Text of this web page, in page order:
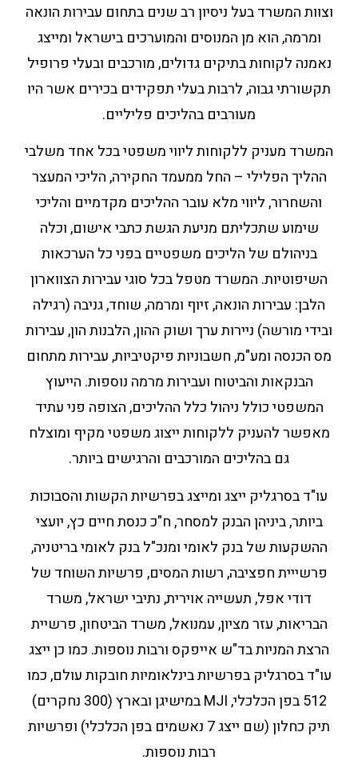
וצוות המשרד בעל ניסיון רב שנים בתחום עבירות הונאה
ומרמה, הוא מן המנוסים והמוערכים בישראל ומייצג
נאמנה לקוחות בתיקים גדולים, מורכבים ובעלי פרופיל
תקשורתי גבוה, לרבות בעלי תפקידים בכירים אשר היו
מעורבים בהליכים פליליים.
המשרד מעניק ללקוחות ליווי משפטי בכל אחד משלבי
ההליך הפלילי – החל ממעמד החקירה, הליכי המעצר
והשחרור, ליווי מלא עובר ההליכים מקדמיים והליכי
שימוע שתכליתם מניעת הגשת כתבי אישום, וכלה
בניהולם של הליכים משפטיים בפני כל הערכאות
השיפוטיות. המשרד מטפל בכל סוגי עבירות הצווארון
הלבן: עבירות הונאה, זיוף ומרמה, שוחד, גניבה (רגילה
ובידי מורשה) ניירות ערך ושוק ההון, הלבנות הון, עבירות
מס הכנסה ומע"מ, חשבוניות פיקטיביות, עבירות מתחום
הבנקאות והביטוח ועבירות מרמה נוספות. הייעוץ
המשפטי כולל ניהול כלל ההליכים, הצופה פני עתיד
מאפשר להעניק ללקוחות ייצוג משפטי מקיף ומוצלח
גם בהליכים המורכבים והרגישים ביותר.
עו"ד בסרגליק ייצג ומייצג בפרשיות הקשות והסבוכות
ביותר, ביניהן הבנק למסחר, ח"כ כנסת חיים כץ, יועצי
ההשקעות של בנק לאומי ומנכ"ל בנק לאומי בריטניה,
פרשייית חפציבה, רשות המסים, פרשיות השוחד של
דודי אפל, תעשייה אוירית, נתיבי ישראל, משרד
הבריאות, עזר מציון, עמנואל, משרד הביטחון, פרשיית
הרצת המניות בד"ש אייפקס ורבות נוספות. כמו כן ייצג
עו"ד בסרגליק בפרשיות בינלאומיות חובקות עולם, כמו
512 בפן הכלכלי, MJI במישיגן ובארץ (300 נחקרים)
תיק כחלון (שם ייצג 7 נאשמים בפן הכלכלי) ופרשיות
רבות נוספות.